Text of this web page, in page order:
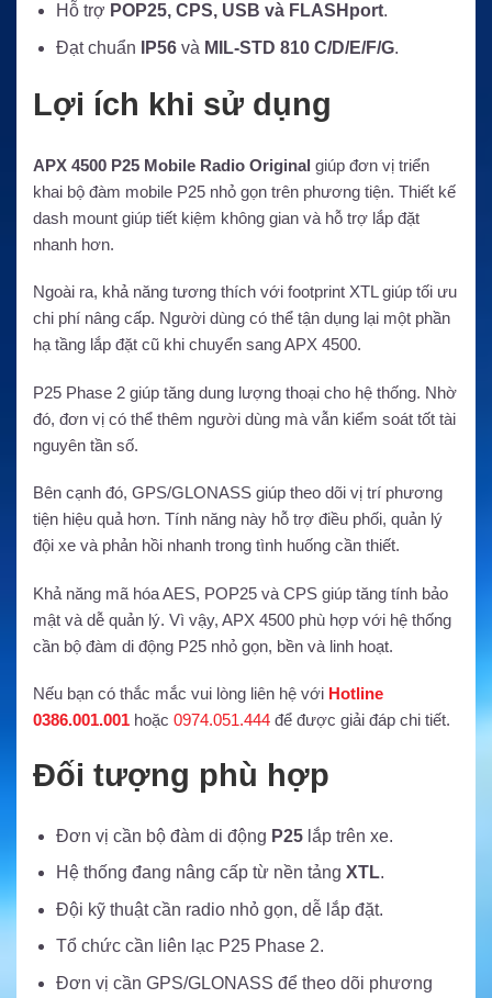
Hỗ trợ POP25, CPS, USB và FLASHport.
Đạt chuẩn
IP56và MIL-STD 810 C/D/E/F/G.
Lợi ích khi sử dụng
APX 4500 P25 Mobile Radio Original giúp đơn vị triển
khai bộ đàm mobile P25 nhỏ gọn trên phương tiện. Thiết kế
dash mount giúp tiết kiệm không gian và hỗ trợ lắp đặt
nhanh hơn.
Ngoài ra, khả năng tương thích với footprint XTL giúp tối ưu
chi phí nâng cấp. Người dùng có thể tận dụng lại một phần
hạ tầng lắp đặt cũ khi chuyển sang APX 4500.
P25 Phase 2 giúp tăng dung lượng thoại cho hệ thống. Nhờ
đó, đơn vị có thể thêm người dùng mà vẫn kiểm soát tốt tài
nguyên tần số.
Bên cạnh đó, GPS/GLONASS giúp theo dõi vị trí phương
tiện hiệu quả hơn. Tính năng này hỗ trợ điều phối, quản lý
đội xe và phản hồi nhanh trong tình huống cần thiết.
Khả năng mã hóa AES, POP25 và CPS giúp tăng tính bảo
mật và dễ quản lý. Vì vậy, APX 4500 phù hợp với hệ thống
cần bộ đàm di động P25 nhỏ gọn, bền và linh hoạt.
Nếu bạn có thắc mắc vui lòng liên hệ với Hotline
0386.001.001 hoặc 0974.051.444 để được giải đáp chi tiết.
Đối tượng phù hợp
Đơn vị cần bộ đàm di động P25lắp trên xe.
Hệ thống đang nâng cấp từ nền tảng XTL.
Đội kỹ thuật cần radio nhỏ gọn, dễ lắp đặt.
Tổ chức cần liên lạc P25 Phase 2.
Đơn vị cần GPS/GLONASS để theo dõi phương